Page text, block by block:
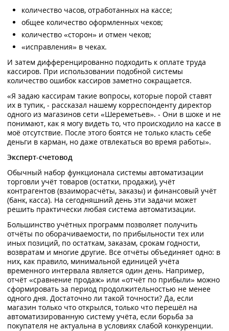
количество часов, отработанных на кассе;
общее количество оформленных чеков;
количество «сторон» и отмен чеков;
«исправления» в чеках.
И затем дифференцированно подходить к оплате труда
кассиров. При использовании подобной системы
количество ошибок кассиров заметно сокращается.
«Я задаю кассирам такие вопросы, которые порой ставят
их в тупик, - рассказал нашему корреспонденту директор
одного из магазинов сети «Шереметьев». - Они в шоке и не
понимают, как я могу видеть то, что происходило на кассе в
моё отсутствие. После этого боятся не только класть себе
деньги в карман, но даже отвлекаться во время работы».
Эксперт-счетовод
Обычный набор функционала системы автоматизации
торговли учёт товаров (остатки, продажи), учёт
контрагентов (взаиморасчёты, заказы) и финансовый учёт
(банк, касса). На сегодняшний день эти задачи может
решить практически любая система автоматизации.
Большинство учётных программ позволяет получить
отчёты по оборачиваемости, по прибыльности тех или
иных позиций, по остаткам, заказам, срокам годности,
возвратам и многие другие. Все отчёты объединяет одно: в
них, как правило, минимальной единицей учёта
временного интервала является один день. Например,
отчёт «сравнение продаж» или «отчёт по прибыли» можно
сформировать за период продолжительностью не менее
одного дня. Достаточно ли такой точности? Да, если
магазин только что открылся, только что перешёл на
автоматизированную систему учёта, если борьба за
покупателя не актуальна в условиях слабой конкуренции.